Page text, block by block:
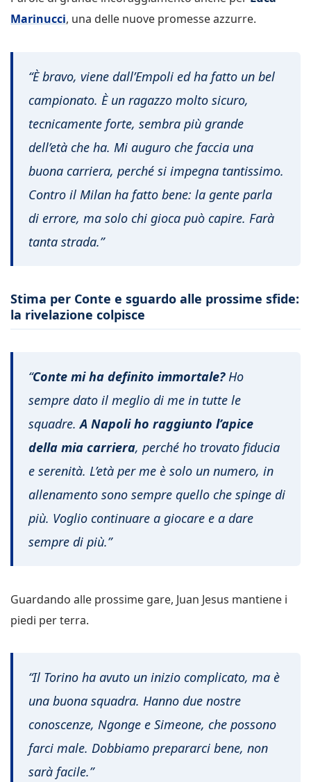
Marinucci, una delle nuove promesse azzurre.
“È bravo, viene dall’Empoli ed ha fatto un bel
campionato. È un ragazzo molto sicuro,
tecnicamente forte, sembra più grande
dell’età che ha. Mi auguro che faccia una
buona carriera, perché si impegna tantissimo.
Contro il Milan ha fatto bene: la gente parla
di errore, ma solo chi gioca può capire. Farà
tanta strada.”
Stima per Conte e sguardo alle prossime sfide:
la rivelazione colpisce
“Conte mi ha definito immortale?Ho
sempre dato il meglio di me in tutte le
squadre.A Napoli ho raggiunto l’apice
della mia carriera, perché ho trovato fiducia
e serenità. L’età per me è solo un numero, in
allenamento sono sempre quello che spinge di
più. Voglio continuare a giocare e a dare
sempre di più.”
Guardando alle prossime gare, Juan Jesus mantiene i
piedi per terra.
“Il Torino ha avuto un inizio complicato, ma è
una buona squadra. Hanno due nostre
conoscenze, Ngonge e Simeone, che possono
farci male. Dobbiamo prepararci bene, non
sarà facile.”